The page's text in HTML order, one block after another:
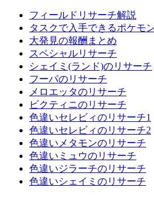
フィールドリサーチ解説
タスクで入手できるポケモ
大発見の報酬まとめ
スペシャルリサーチ
シェイミ(ランド)のリサーチ
フーパのリサーチ
メロエッタのリサーチ
ビクティニのリサーチ
色違いセレビィのリサーチ1
色違いセレビィのリサーチ2
色違いメタモンのリサーチ
色違いミュウのリサーチ
色違いジラーチのリサーチ
色違いシェイミのリサーチ